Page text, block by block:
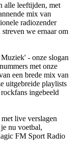
alle leeftijden, met
mix van
radiozender
we ernaar om
- onze slogan
met onze
een brede mix van
uitgebreide playlists
ingebeeld
live verslagen
nu voetbal,
FM Sport Radio